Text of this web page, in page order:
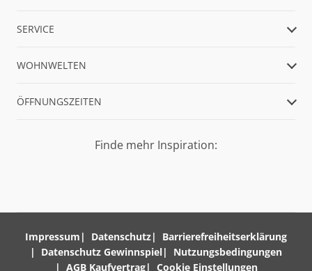
SERVICE
WOHNWELTEN
ÖFFNUNGSZEITEN
Finde mehr Inspiration:
Impressum Datenschutz
Barrierefreiheitserklärung
Datenschutz Gewinnspiel
Nutzungsbedingungen
AGB Kaufvertrag
Cookie Einstellungen